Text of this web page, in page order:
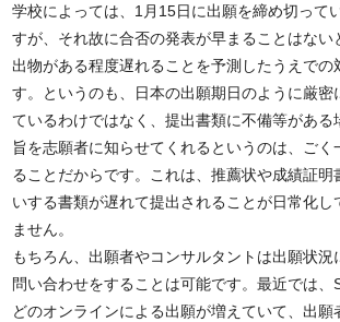
学校によっては、1月15日に出願を締め切って
すが、それ故に合否の発表が早まることはない
出物がある程度遅れることを予測したうえでの
す。というのも、日本の出願期日のように厳密
ているわけではなく、提出書類に不備等がある
旨を志願者に知らせてくれるというのは、ごく
ることだからです。これは、推薦状や成績証明
いする書類が遅れて提出されることが日常化し
ません。
もちろん、出願者やコンサルタントは出願状況
問い合わせをすることは可能です。最近では、
どのオンラインによる出願が増えていて、出願